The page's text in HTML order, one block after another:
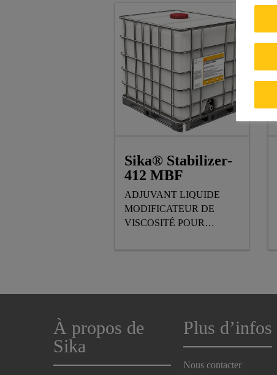
Sika® Stabilizer-
412 MBF
ADJUVANT LIQUIDE
MODIFICATEUR DE
VISCOSITÉ POUR
HYDRAULIQUE
À propos de
Sika
Plus d’infos
Nous contacter